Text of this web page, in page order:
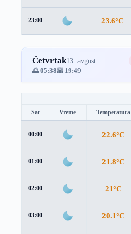
23:00 23.6°C
Četvrtak13. avgust
🌅 05:38🌇 19:49
Sat Vreme Temperatura
00:00 22.6°C
01:00 21.8°C
02:00 21°C
03:00 20.1°C